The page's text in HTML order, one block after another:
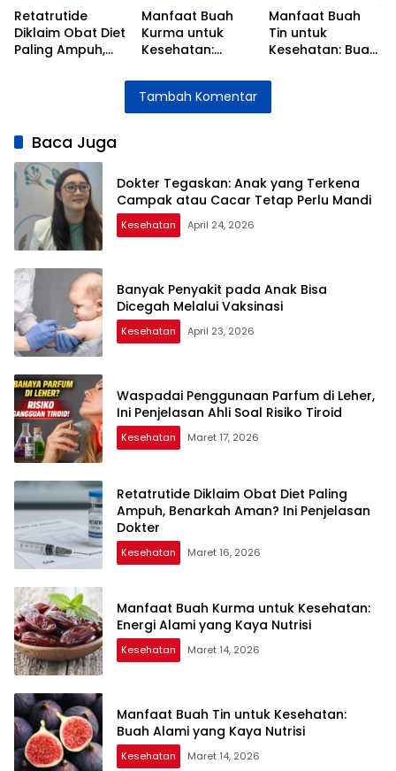
Retatrutide
Diklaim Obat Diet
Paling Ampuh,
Manfaat Buah
Kurma untuk
Kesehatan:
yang Kaya Nutrisi
Manfaat Buah
Tin untuk
Kesehatan: Buah
Nutrisi
Tambah Komentar
Baca Juga
Dokter Tegaskan: Anak yang Terkena
Campak atau Cacar Tetap Perlu Mandi
Kesehatan April 24, 2026
Banyak Penyakit pada Anak Bisa
Dicegah Melalui Vaksinasi
Kesehatan April 23, 2026
Waspadai Penggunaan Parfum di Leher,
Ini Penjelasan Ahli Soal Risiko Tiroid
Kesehatan Maret 17, 2026
Retatrutide Diklaim Obat Diet Paling
Ampuh, Benarkah Aman? Ini Penjelasan
Dokter
Kesehatan Maret 16, 2026
Manfaat Buah Kurma untuk Kesehatan:
Energi Alami yang Kaya Nutrisi
Kesehatan Maret 14, 2026
Manfaat Buah Tin untuk Kesehatan:
Buah Alami yang Kaya Nutrisi
Kesehatan Maret 14, 2026